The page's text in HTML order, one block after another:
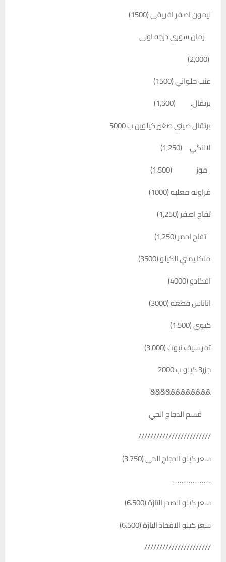
ليمون اصفر افريقي (1500)
رمان سوري درجه اولى
(2,000)
عنب حلواني (1500)
برتقال. (1,500)
برتقال صيني صغير كيلوين ب 5000
لالنگي. (1,250)
موز (1،500)
فراوله معلبه (1000)
تفاح اصفر (1,250)
تفاح احمر (1,250)
منكا يمني الكيلو (3500)
افكادو (4000)
اناناس قطعه (3000)
كيوي (1.500)
تمر سيف نبوت (3.000)
جزر3 كيلو ب 2000
&&&&&&&&&&&&
قسم الدجاج الحي
////////////////////////
سعر كيلو الدجاج الحي (3.750)
…………………
سعر كيلو الصدر التازة (6،500)
سعر كيلو الافخاذ التازة (6.500)
//////////////////////